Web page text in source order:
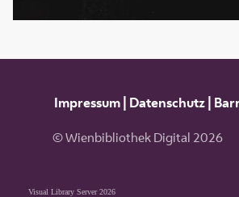
Impressum| Datenschutz|
© Wienbibliothek Digital 2026
Visual Library Server 2026